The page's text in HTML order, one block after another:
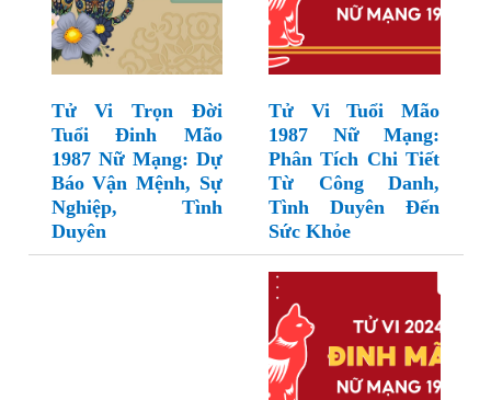
Tử Vi Trọn Đời
Tuổi Đinh Mão
1987 Nữ Mạng: Dự
Báo Vận Mệnh, Sự
Nghiệp, Tình
Duyên
Tử Vi Tuổi Mão
1987 Nữ Mạng:
Phân Tích Chi Tiết
Từ Công Danh,
Tình Duyên Đến
Sức Khỏe